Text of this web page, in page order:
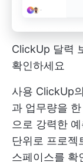
ClickUp 달력
확인하세요
사용 ClickUp
과 업무량을
으로 강력한
단위로 프로젝
스페이스를 확